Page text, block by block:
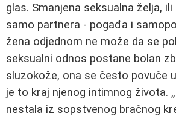
glas. Smanjena seksualna želja,
samo partnera - pogađa i
žena odjednom ne može da se
seksualni odnos postane bolan
sluzokože, ona se često povuče
je to kraj njenog intimnog života.
nestala iz sopstvenog bračnog